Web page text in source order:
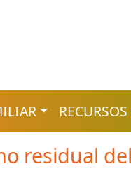
residual